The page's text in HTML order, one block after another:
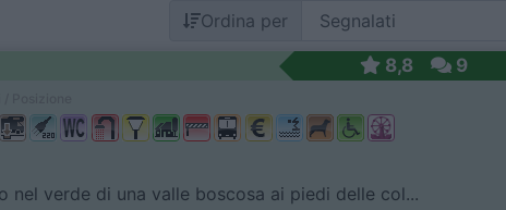
Ordina per
8,8 9
nel verde di una valle boscosa ai piedi delle col...